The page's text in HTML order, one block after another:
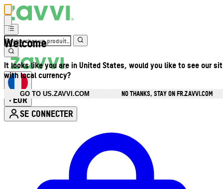
Welcome
It looks like you are in United States, would you like to see our
with local currency?
GO TO US.ZAVVI.COM
NO THANKS, STAY ON FR.ZAVVI.COM
• EUR
SE CONNECTER